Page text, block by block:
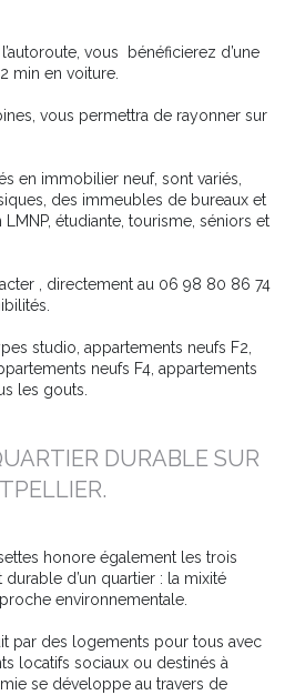
vous bénéficierez d’une
min en voiture.
vous permettra de rayonner sur
en immobilier neuf, sont variés,
des immeubles de bureaux et
étudiante, tourisme, séniors et
, directement au 06 98 80 86 74
studio, appartements neufs F2,
neufs F4, appartements
les gouts.
DURABLE SUR
honore également les trois
d’un quartier : la mixité
environnementale.
par des logements pour tous avec
locatifs sociaux ou destinés à
se développe au travers de